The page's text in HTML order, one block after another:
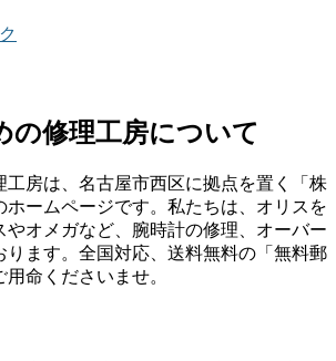
の修理工房について
工房は、名古屋市西区に拠点を置く「株
ホームページです。私たちは、オリスを
やオメガなど、腕時計の修理、オーバー
ります。全国対応、送料無料の「無料郵
命くださいませ。